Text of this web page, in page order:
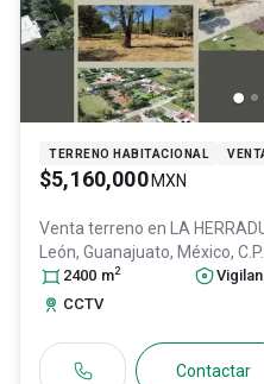
TERRENO HABITACIONAL
$5,160,000 MXN
Venta terreno en
LA
León, Guanajuato, México,
2400 m2
CCTV
Contactar